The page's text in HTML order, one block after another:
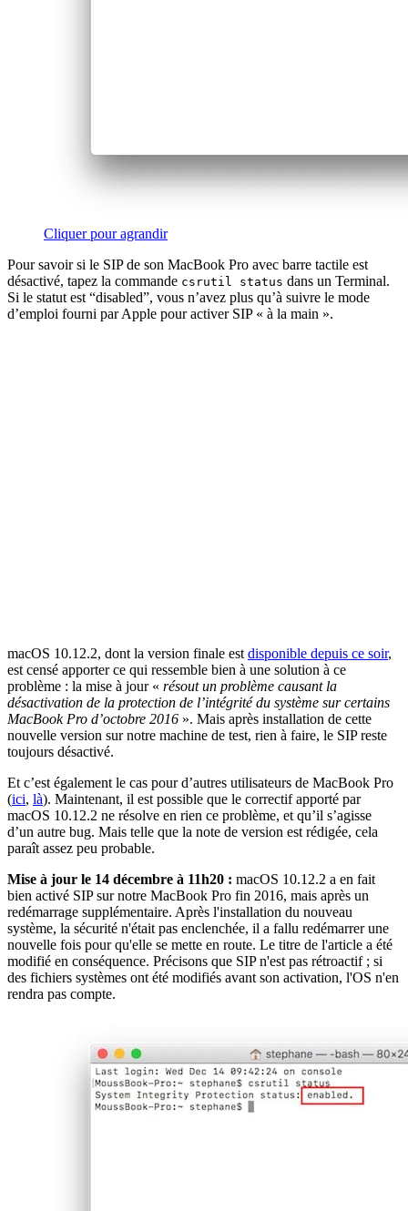
Cliquer pour agrandir
Pour savoir si le SIP de son MacBook Pro avec barre tactile est
désactivé, tapez la commande csrutil status dans un Terminal.
Si le statut est “disabled”, vous n’avez plus qu’à suivre le mode
d’emploi fourni par Apple pour activer SIP « à la main ».
macOS 10.12.2, dont la version finale est disponible depuis ce soir,
est censé apporter ce qui ressemble bien à une solution à ce
problème : la mise à jour « résout un problème causant la
désactivation de la protection de l’intégrité du système sur certains
MacBook Pro d’octobre 2016 ». Mais après installation de cette
nouvelle version sur notre machine de test, rien à faire, le SIP reste
toujours désactivé.
Et c’est également le cas pour d’autres utilisateurs de MacBook Pro
(ici, là). Maintenant, il est possible que le correctif apporté par
macOS 10.12.2 ne résolve en rien ce problème, et qu’il s’agisse
d’un autre bug. Mais telle que la note de version est rédigée, cela
paraît assez peu probable.
Mise à jour le 14 décembre à 11h20 : macOS 10.12.2 a en fait
bien activé SIP sur notre MacBook Pro fin 2016, mais après un
redémarrage supplémentaire. Après l'installation du nouveau
système, la sécurité n'était pas enclenchée, il a fallu redémarrer une
nouvelle fois pour qu'elle se mette en route. Le titre de l'article a été
modifié en conséquence. Précisons que SIP n'est pas rétroactif ; si
des fichiers systèmes ont été modifiés avant son activation, l'OS n'en
rendra pas compte.